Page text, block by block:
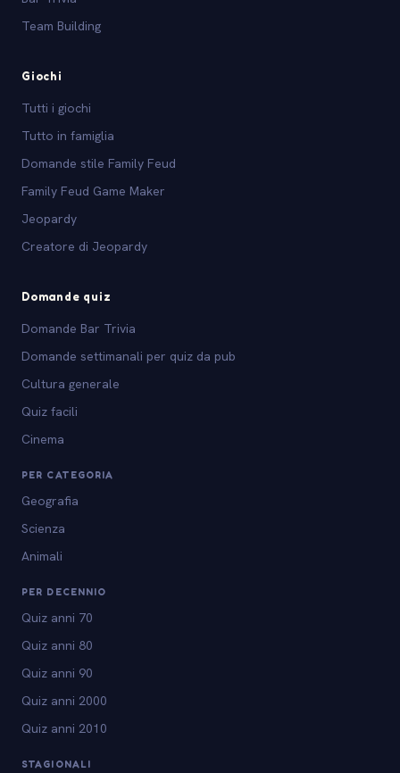
Team Building
Giochi
Tutti i giochi
Tutto in famiglia
Domande stile Family Feud
Family Feud Game Maker
Jeopardy
Creatore di Jeopardy
Domande quiz
Domande Bar Trivia
Domande settimanali per quiz da pub
Cultura generale
Quiz facili
Cinema
PER CATEGORIA
Geografia
Scienza
Animali
PER DECENNIO
Quiz anni 70
Quiz anni 80
Quiz anni 90
Quiz anni 2000
Quiz anni 2010
STAGIONALI